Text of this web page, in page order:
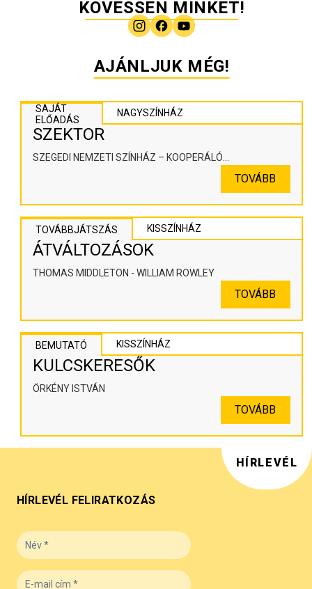
KÖVESSEN MINKET!
AJÁNLJUK MÉG!
SAJÁT
ELŐADÁS
NAGYSZÍNHÁZ
SZEKTOR
SZEGEDI NEMZETI SZÍNHÁZ – KOOPERÁLÓ
TOVÁBB
TOVÁBBJÁTSZÁS KISSZÍNHÁZ
ÁTVÁLTOZÁSOK
THOMAS MIDDLETON - WILLIAM ROWLEY
TOVÁBB
BEMUTATÓ KISSZÍNHÁZ
KULCSKERESŐK
ÖRKÉNY ISTVÁN
TOVÁBB
HÍRLEVÉL
HÍRLEVÉL FELIRATKOZÁS